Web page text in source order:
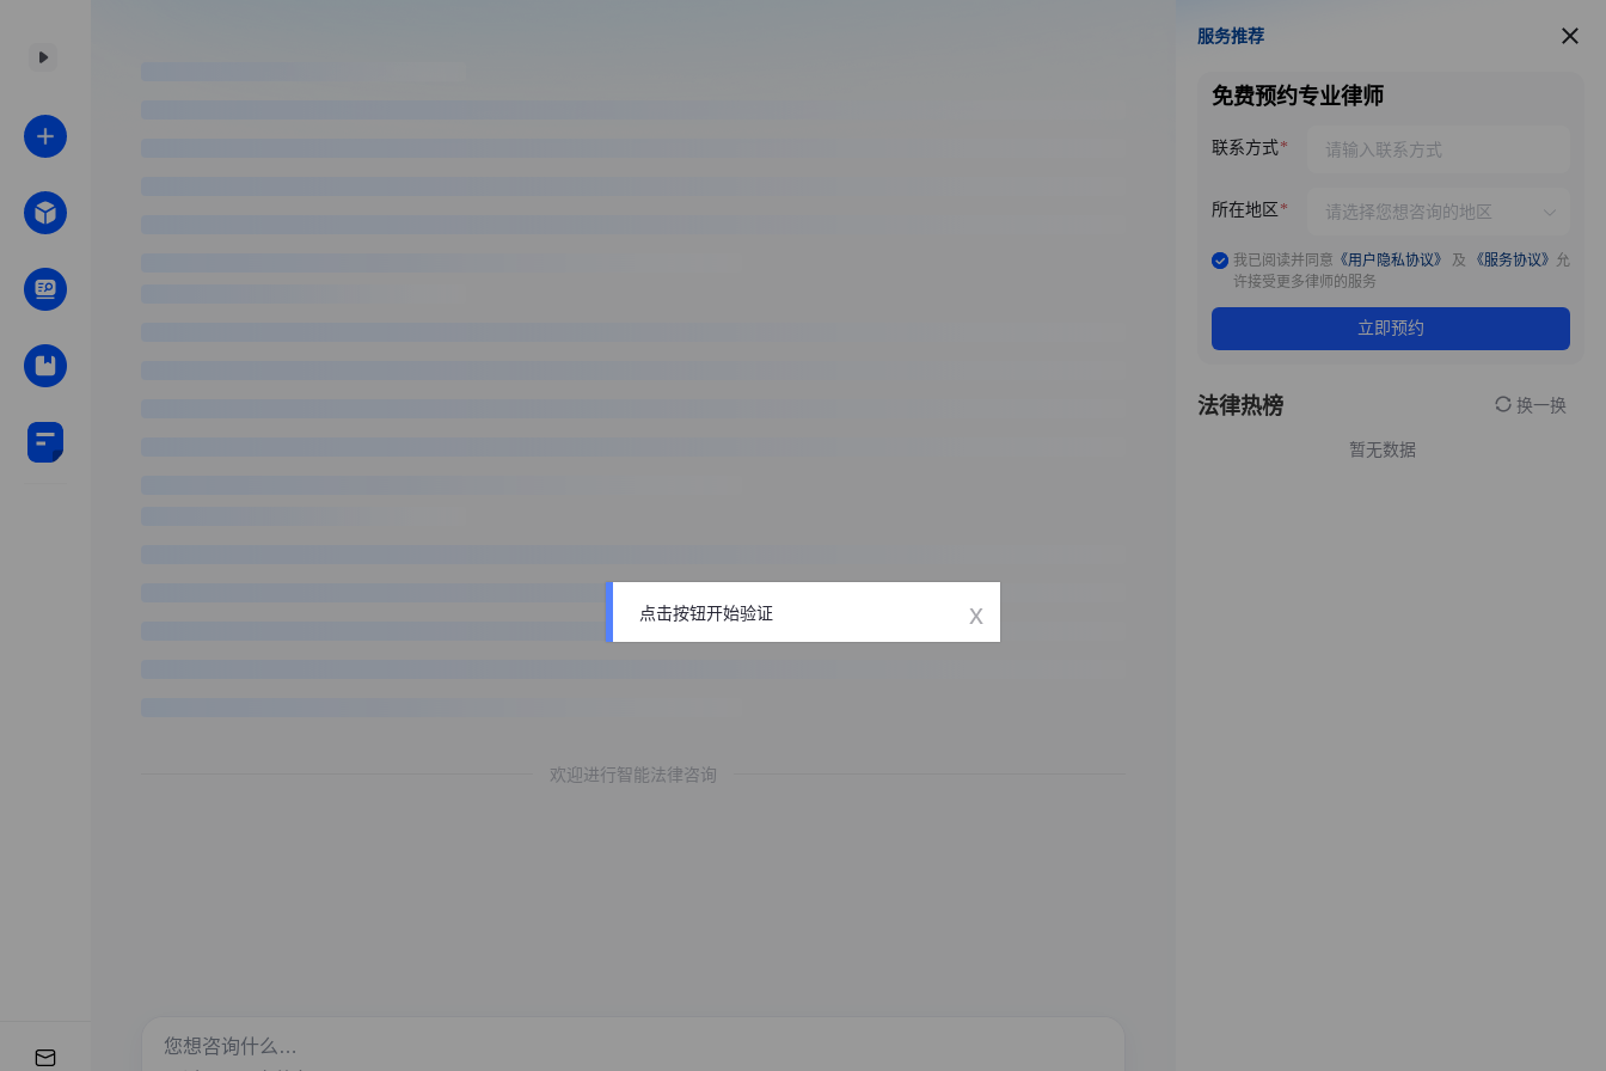
欢迎进行智能法律咨询
服务推荐
服务推荐
免费预约专业律师
联系方式
所在地区
我已阅读并同意 《用户隐私协议》 及 《服务协议》 允
许接受更多律师的服务
立即预约
法律热榜 换一换
暂无数据
点击按钮开始验证 x